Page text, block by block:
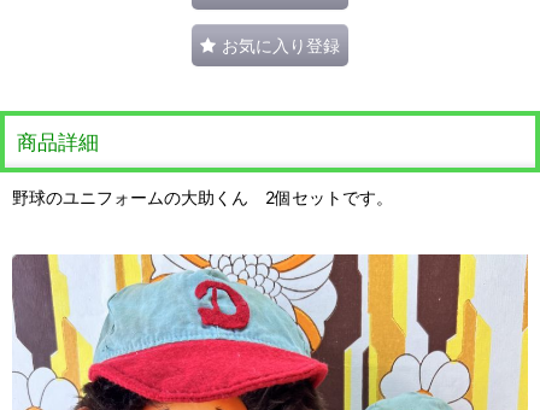
お気に入り登録
商品詳細
野球のユニフォームの大助くん 2個セットです。